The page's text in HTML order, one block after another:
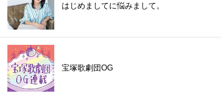
はじめましてに悩みまして。
宝塚歌劇団OG